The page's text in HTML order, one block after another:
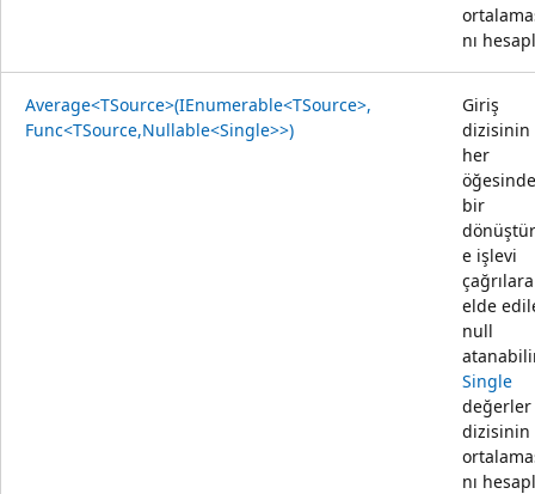
nı
Average<TSource>(IEnumerable<TSource>,
Func<TSource,Nullable<Single>>)
Giriş
dizisinin
her
öğesinde
bir
e işlevi
elde
null
Single
değerler
dizisinin
nı